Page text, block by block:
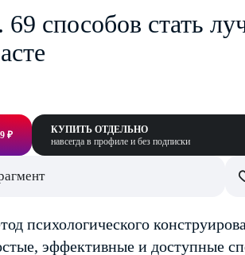
69 способов стать
₽
КУПИТЬ ОТДЕЛЬНО
навсегда в профиле и без подписки
психологического
эффективные и доступные